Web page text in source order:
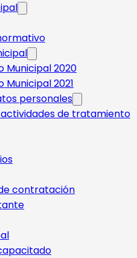
Municipal 2020
Municipal 2021
personales
de tratamiento
contratación